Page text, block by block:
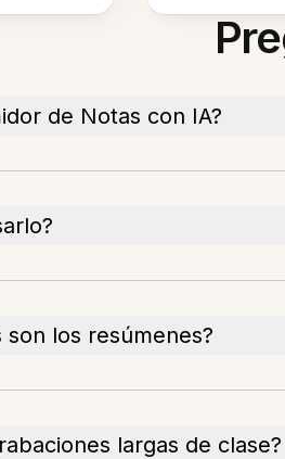
de Notas con IA?
los resúmenes?
largas de clase?